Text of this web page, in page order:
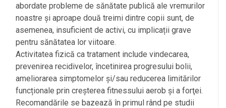
abordate probleme de sănătate publică ale vremurilor
noastre și aproape două treimi dintre copii sunt, de
asemenea, insuficient de activi, cu implicații grave
pentru sănătatea lor viitoare.
Activitatea fizică ca tratament include vindecarea,
prevenirea recidivelor, încetinirea progresului bolii,
ameliorarea simptomelor și/sau reducerea limitărilor
funcționale prin creșterea fitnessului aerob și a forţei.
Recomandările se bazează în primul rând pe studii